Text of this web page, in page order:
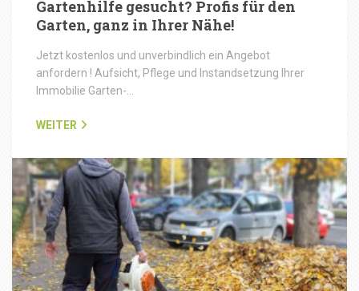
Gartenhilfe gesucht? Profis für den
Garten, ganz in Ihrer Nähe!
Jetzt kostenlos und unverbindlich ein Angebot
anfordern ! Aufsicht, Pflege und Instandsetzung Ihrer
Immobilie Garten-…
WEITER